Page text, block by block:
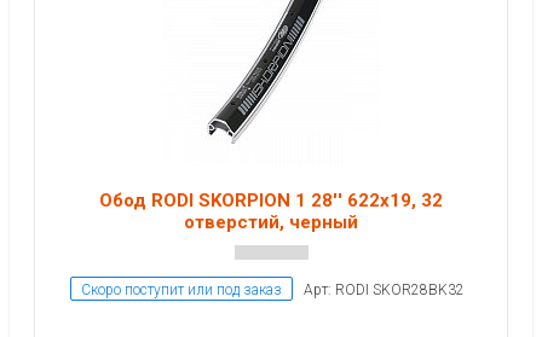
Обод RODI SKORPION 1 28'' 622x19, 32
отверстий, черный
Скоро поступит или под заказ Арт: RODI SKOR28BK32